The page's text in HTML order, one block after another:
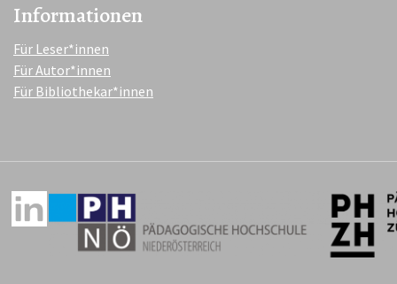
Informationen
Für Leser*innen
Für Autor*innen
Für Bibliothekar*innen